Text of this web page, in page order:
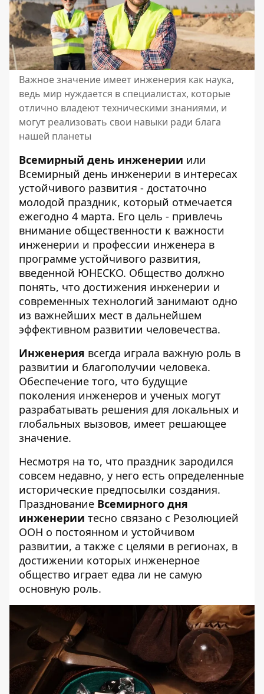
Важное значение имеет инженерия как наука,
ведь мир нуждается в специалистах, которые
отлично владеют техническими знаниями, и
могут реализовать свои навыки ради блага
нашей планеты
Всемирный день инженерии или
Всемирный день инженерии в интересах
устойчивого развития - достаточно
молодой праздник, который отмечается
ежегодно 4 марта. Его цель - привлечь
внимание общественности к важности
инженерии и профессии инженера в
программе устойчивого развития,
введенной ЮНЕСКО. Общество должно
понять, что достижения инженерии и
современных технологий занимают одно
из важнейших мест в дальнейшем
эффективном развитии человечества.
Инженерия всегда играла важную роль в
развитии и благополучии человека.
Обеспечение того, что будущие
поколения инженеров и ученых могут
разрабатывать решения для локальных и
глобальных вызовов, имеет решающее
значение.
Несмотря на то, что праздник зародился
совсем недавно, у него есть определенные
исторические предпосылки создания.
Празднование Всемирного дня
инженерии тесно связано с Резолюцией
ООН о постоянном и устойчивом
развитии, а также с целями в регионах, в
достижении которых инженерное
общество играет едва ли не самую
основную роль.